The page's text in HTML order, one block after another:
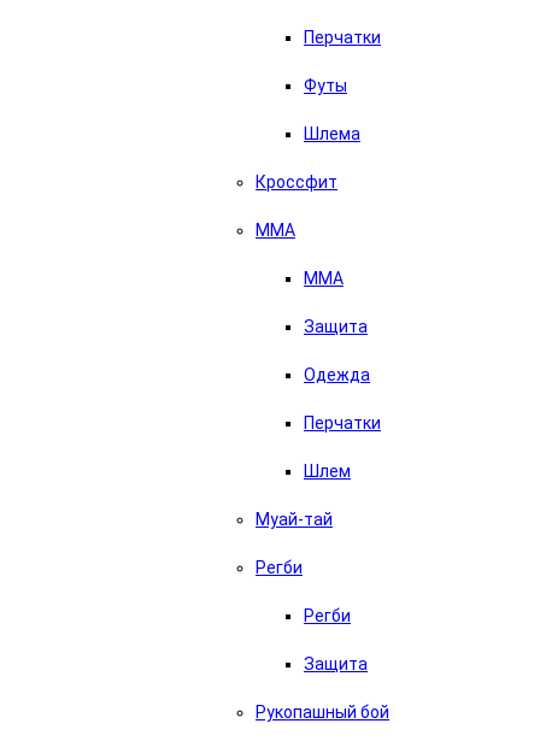
Перчатки
Футы
Шлема
Кроссфит
ММА
ММА
Защита
Одежда
Перчатки
Шлем
Муай-тай
Регби
Регби
Защита
Рукопашный бой